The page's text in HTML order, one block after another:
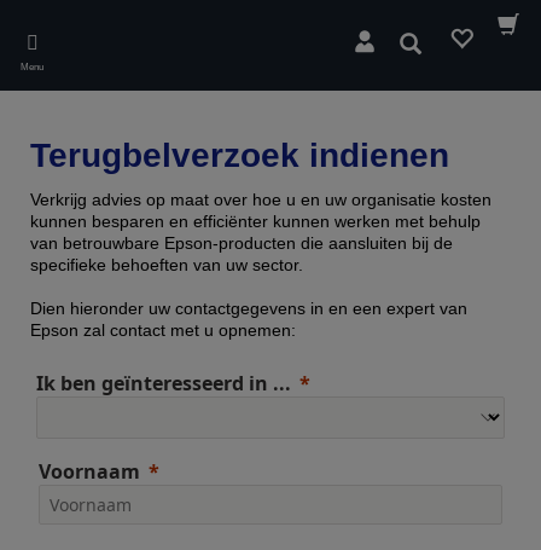
main
content
Menu
Zoeken
Terugbelverzoek indienen
Verkrijg advies op maat over hoe u en uw organisatie kosten
kunnen besparen en efficiënter kunnen werken met behulp
van betrouwbare Epson-producten die aansluiten bij de
specifieke behoeften van uw sector.
Dien hieronder uw contactgegevens in en een expert van
Epson zal contact met u opnemen:
Ik ben geïnteresseerd in ...
Voornaam